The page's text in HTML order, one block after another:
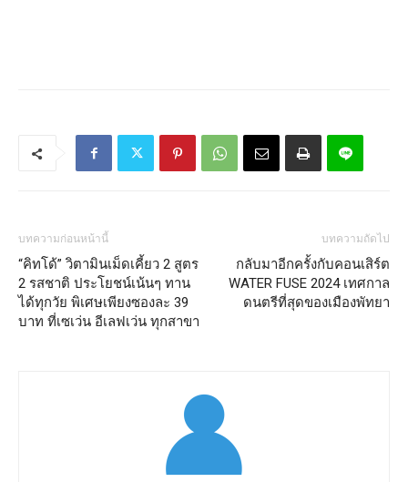
บทความก่อนหน้านี้
“คิทโด้” วิตามินเม็ดเคี้ยว 2 สูตร
2 รสชาติ ประโยชน์เน้นๆ ทาน
ได้ทุกวัย พิเศษเพียงซองละ 39
บาท ที่เซเว่น อีเลฟเว่น ทุกสาขา
บทความถัดไป
กลับมาอีกครั้งกับคอนเสิร์ต
WATER FUSE 2024 เทศกาล
ดนตรีที่สุดของเมืองพัทยา